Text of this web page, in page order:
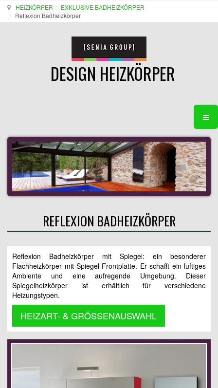
HEIZKÖRPER
EXKLUSIVE BADHEIZKÖRPER
Reflexion Badheizkörper
DESIGN HEIZKÖRPER
REFLEXION BADHEIZKÖRPER
Reflexion Badheizkörper mit Spiegel: ein besonderer
Flachheizkörper mit Spiegel-Frontplatte. Er schafft ein luftiges
Ambiente und eine aufregende Umgebung. Dieser
Spiegelheizkörper ist erhältlich für verschiedene
Heizungstypen.
HEIZART- & GRÖSSENAUSWAHL